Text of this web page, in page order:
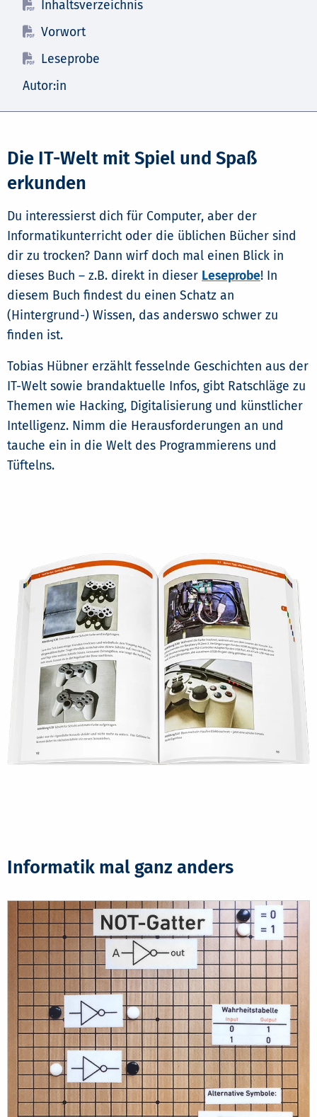
Inhaltsverzeichnis
Vorwort
Leseprobe
Autor:in
Die IT-Welt mit Spiel und Spaß
erkunden
Du interessierst dich für Computer, aber der
Informatikunterricht oder die üblichen Bücher sind
dir zu trocken? Dann wirf doch mal einen Blick in
dieses Buch – z.B. direkt in dieser Leseprobe! In
diesem Buch findest du einen Schatz an
(Hintergrund-) Wissen, das anderswo schwer zu
finden ist.
Tobias Hübner erzählt fesselnde Geschichten aus der
IT-Welt sowie brandaktuelle Infos, gibt Ratschläge zu
Themen wie Hacking, Digitalisierung und künstlicher
Intelligenz. Nimm die Herausforderungen an und
tauche ein in die Welt des Programmierens und
Tüftelns.
Informatik mal ganz anders